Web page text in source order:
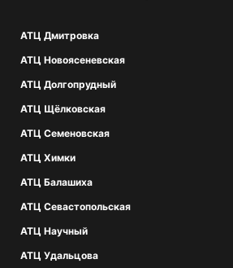
АТЦ Дмитровка
АТЦ Новоясеневская
АТЦ Долгопрудный
АТЦ Щёлковская
АТЦ Семеновская
АТЦ Химки
АТЦ Балашиха
АТЦ Севастопольская
АТЦ Научный
АТЦ Удальцова